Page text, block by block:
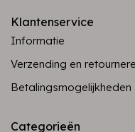
Klantenservice
Informatie
Verzending en
Betalingsmogelijkheden
Categorieën